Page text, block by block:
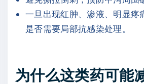
一旦出现红肿、渗液、明显疼
是否需要局部抗感染处理。
为什么这类药可能